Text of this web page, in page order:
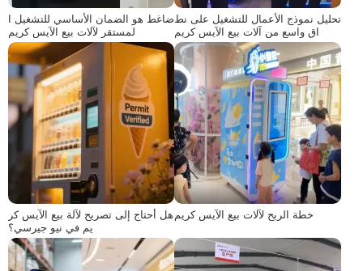
ضاغط هو الضمان الأساسي للتشغيل ا
لمستقر لآلات بيع الآيس كريم
تحليل نموذج الأعمال للتشغيل على نط
اق واسع من آلات بيع الآيس كريم
هل أحتاج إلى تصريح لآلة بيع الآيس كر
يم في نيو جيرسي؟
خطة الربح لآلات بيع الآيس كريم